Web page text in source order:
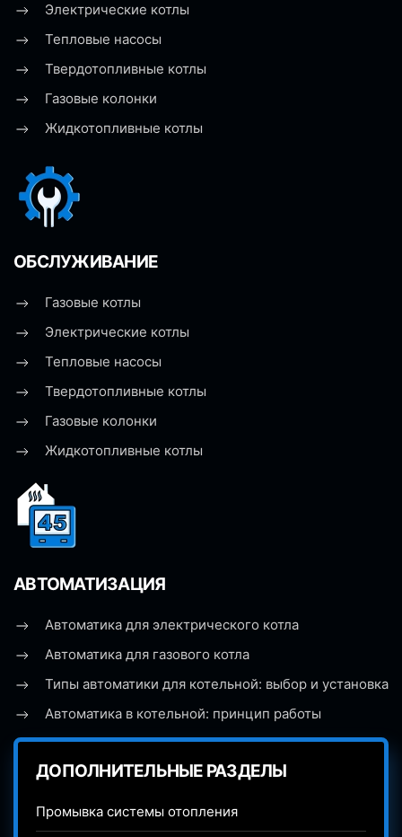
Электрические котлы
Тепловые насосы
Твердотопливные котлы
Газовые колонки
Жидкотопливные котлы
ОБСЛУЖИВАНИЕ
Газовые котлы
Электрические котлы
Тепловые насосы
Твердотопливные котлы
Газовые колонки
Жидкотопливные котлы
АВТОМАТИЗАЦИЯ
Автоматика для электрического котла
Автоматика для газового котла
Типы автоматики для котельной: выбор и установка
Автоматика в котельной: принцип работы
ДОПОЛНИТЕЛЬНЫЕ РАЗДЕЛЫ
Промывка системы отопления